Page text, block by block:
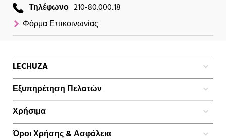
Τηλέφωνο 210-80.000.18
Φόρμα Επικοινωνίας
LECHUZA
Εξυπηρέτηση Πελατών
Χρήσιμα
Όροι Χρήσης & Ασφάλεια